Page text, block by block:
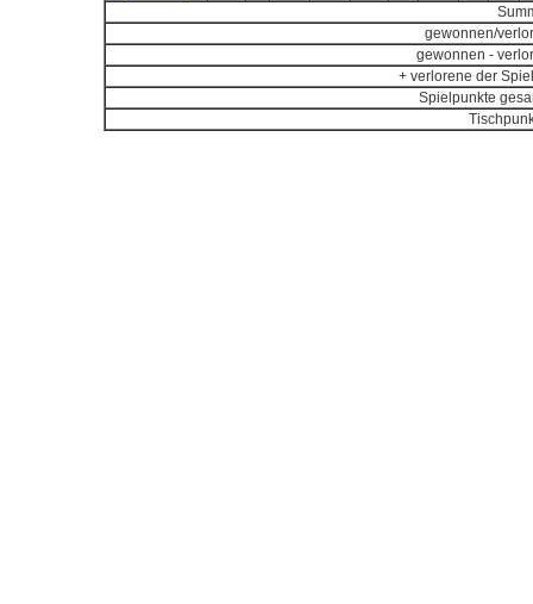
gewonnen/
gewonnen -
+ verlorene der
Spielpunkte